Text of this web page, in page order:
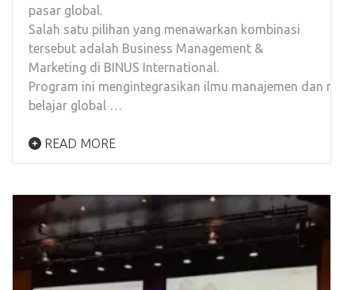
pasar global.
Salah satu pilihan yang menawarkan kombinasi
tersebut adalah Business Management &
Marketing di BINUS International.
Program ini mengintegrasikan ilmu manajemen dan
belajar global …
READ MORE